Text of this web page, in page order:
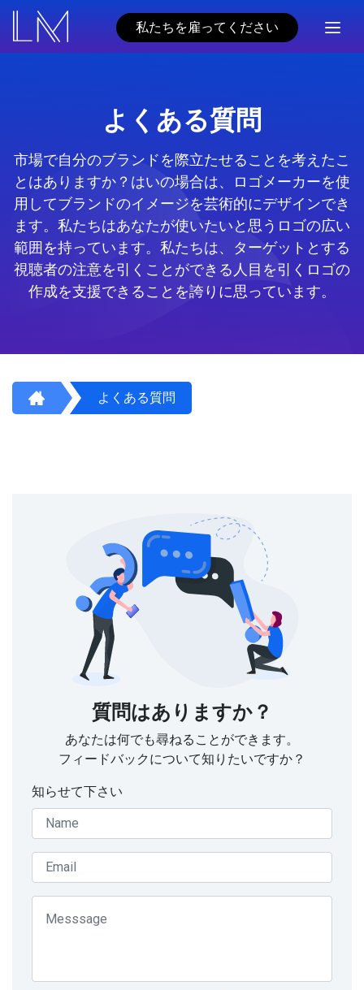
私たちを雇ってください
よくある質問
市場で自分のブランドを際立たせることを考えたこ
とはありますか？はいの場合は、ロゴメーカーを使
用してブランドのイメージを芸術的にデザインでき
ます。私たちはあなたが使いたいと思うロゴの広い
範囲を持っています。私たちは、ターゲットとする
視聴者の注意を引くことができる人目を引くロゴの
作成を支援できることを誇りに思っています。
よくある質問
質問はありますか？
あなたは何でも尋ねることができます。
フィードバックについて知りたいですか？
知らせて下さい